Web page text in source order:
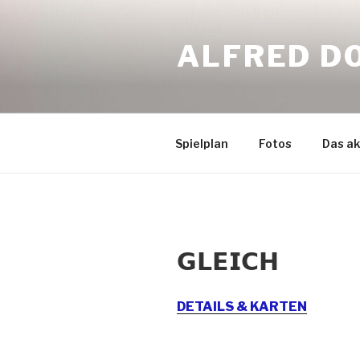
ALFRED
Spielplan Fotos Das
𝗚𝗟𝗘𝗜𝗖𝗛
DETAILS & KARTEN